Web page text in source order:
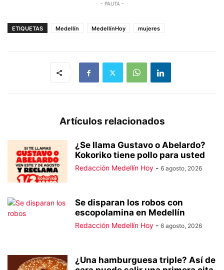
- PAUTA -
ETIQUETAS Medellín MedellínHoy mujeres
Artículos relacionados
¿Se llama Gustavo o Abelardo?
Kokoriko tiene pollo para usted
Redacción Medellín Hoy - 6 agosto, 2026
Se disparan los robos con
escopolamina en Medellín
Redacción Medellín Hoy - 6 agosto, 2026
¿Una hamburguesa triple? Así de